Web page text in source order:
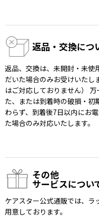
返品・交換につ
返品、交換は、未開封・未使
だいた場合のみお受けいたし
はご対応しておりません）
た、または到着時の破損・初
わらず、到着後7日以内にお
た場合のみ対応いたします。
その他
サービスについ
ケアスター公式通販では、
用意しております。